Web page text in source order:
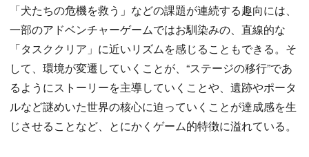
「犬たちの危機を救う」などの課題が連続する趣向には、
一部のアドベンチャーゲームではお馴染みの、直線的な
「タスククリア」に近いリズムを感じることもできる。そ
して、環境が変遷していくことが、“ステージの移行”であ
るようにストーリーを主導していくことや、遺跡やポータ
ルなど謎めいた世界の核心に迫っていくことが達成感を生
じさせることなど、とにかくゲーム的特徴に溢れている。